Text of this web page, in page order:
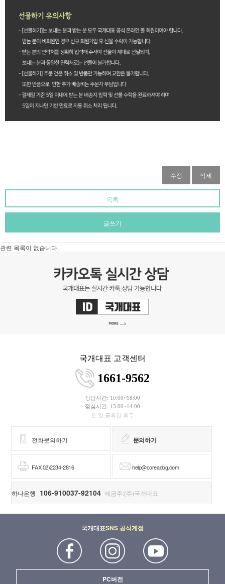
수정 삭제
목록
글쓰기
관련 목록이 없습니다.
국개대표 고객센터
1661-9562
상담시간: 10:00~18:00
점심시간: 13:00~14:00
토,일,공휴일 휴무
전화문의하기 문의하기
FAX:02)2234-2816 help@coreadog.com
하나은행 106-910037-92104 예금주:(주)국개대표
국개대표SNS 공식계정
PC버전